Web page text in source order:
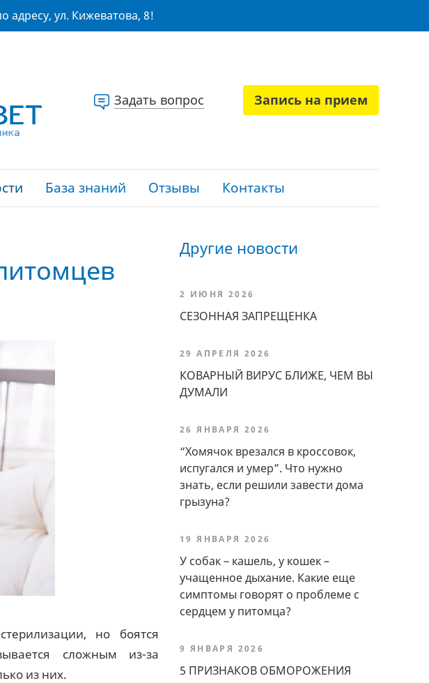
адресу, ул. Кижеватова, 8!
Задать вопрос Запись на прием
База знаний Отзывы Контакты
но боятся
сложным из-за
из них.
Другие новости
2 ИЮНЯ 2026
СЕЗОННАЯ ЗАПРЕЩЕНКА
29 АПРЕЛЯ 2026
КОВАРНЫЙ ВИРУС БЛИЖЕ, ЧЕМ ВЫ
ДУМАЛИ
26 ЯНВАРЯ 2026
“Хомячок врезался в кроссовок,
испугался и умер”. Что нужно
знать, если решили завести дома
грызуна?
19 ЯНВАРЯ 2026
У собак – кашель, у кошек –
учащенное дыхание. Какие еще
симптомы говорят о проблеме с
сердцем у питомца?
9 ЯНВАРЯ 2026
5 ПРИЗНАКОВ ОБМОРОЖЕНИЯ